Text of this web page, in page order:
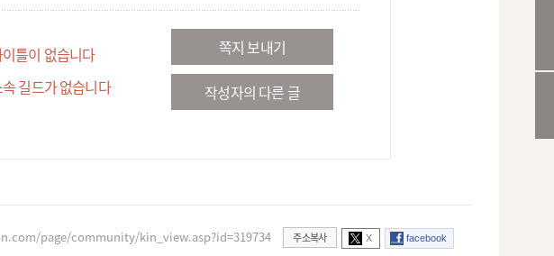
틀이 없습니다
길드가 없습니다
쪽지 보내기
작성자의 다른 글
page/community/kin_view.asp?id=319734 주소복사 X facebook